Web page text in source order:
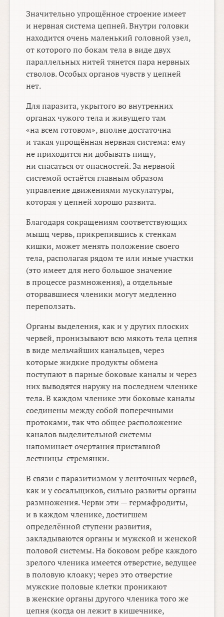
Значительно упрощённое строение имеет
и нервная система цепней. Внутри головки
находится очень маленький головной узел,
от которого по бокам тела в виде двух
параллельных нитей тянется пара нервных
стволов. Особых органов чувств у цепней
нет.
Для паразита, укрытого во внутренних
органах чужого тела и живущего там
«на всем готовом», вполне достаточна
и такая упрощённая нервная система: ему
не приходится ни добывать пищу,
ни спасаться от опасностей. За нервной
системой остаётся главным образом
управление движениями мускулатуры,
которая у цепней хорошо развита.
Благодаря сокращениям соответствующих
мышц червь, прикрепившись к стенкам
кишки, может менять положение своего
тела, располагая рядом те или иные участки
(это имеет для него большое значение
в процессе размножения), а отдельные
оторвавшиеся членики могут медленно
переползать.
Органы выделения, как и у других плоских
червей, пронизывают всю мякоть тела цепня
в виде мельчайших канальцев, через
которые жидкие продукты обмена
поступают в парные боковые каналы и через
них выводятся наружу на последнем членике
тела. В каждом членике эти боковые каналы
соединены между собой поперечными
протоками, так что общее расположение
каналов выделительной системы
напоминает очертания приставной
лестницы-стремянки.
В связи с паразитизмом у ленточных червей,
как и у сосальщиков, сильно развиты органы
размножения. Черви эти — гермафродиты,
и в каждом членике, достигшем
определённой ступени развития,
закладываются органы и мужской и женской
половой системы. На боковом ребре каждого
зрелого членика имеется отверстие, ведущее
в половую клоаку; через это отверстие
мужские половые клетки проникают
в женские органы другого членика того же
цепня (когда он лежит в кишечнике,